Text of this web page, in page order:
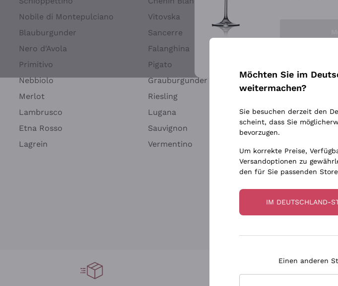
Nobile di Montepulciano
Blauburgunder
Nero d'Avola
Primitivo
Nebbiolo
Merlot
Lambrusco
Etna Rosso
Lagrein
Vitovska
Sancerre
Falanghina
Pigato
Grauburgunder
Riesling
Lugana
Sauvignon
Vermentino
Ca' dei Frati
Biondi Santi
Quintarelli
Rinaldi
Egly Ouriet
Jacquesson
Agrapart
Möchten Sie im
weitermachen?
Sie besuchen derzeit den
scheint, dass Sie
bevorzugen.
Um korrekte Preise,
Versandoptionen zu
den für Sie passenden
IM DEUTSCHLAND-
Einen anderen